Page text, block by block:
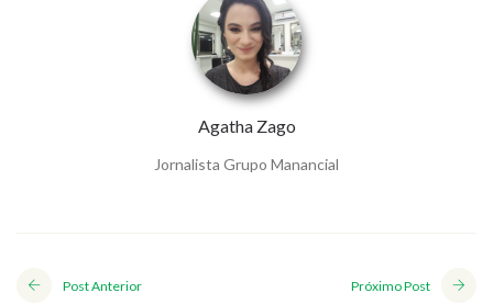
Agatha Zago
Jornalista Grupo Manancial
Post Anterior Próximo Post